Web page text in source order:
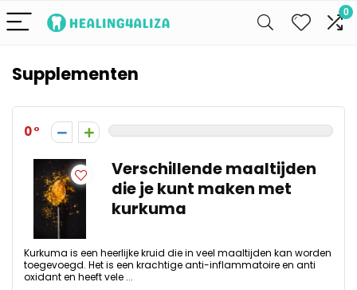
0
Supplementen
0
Verschillende maaltijden
die je kunt maken met
kurkuma
Kurkuma is een heerlijke kruid die in veel maaltijden kan worden
toegevoegd. Het is een krachtige anti-inflammatoire en anti
oxidant en heeft vele ...